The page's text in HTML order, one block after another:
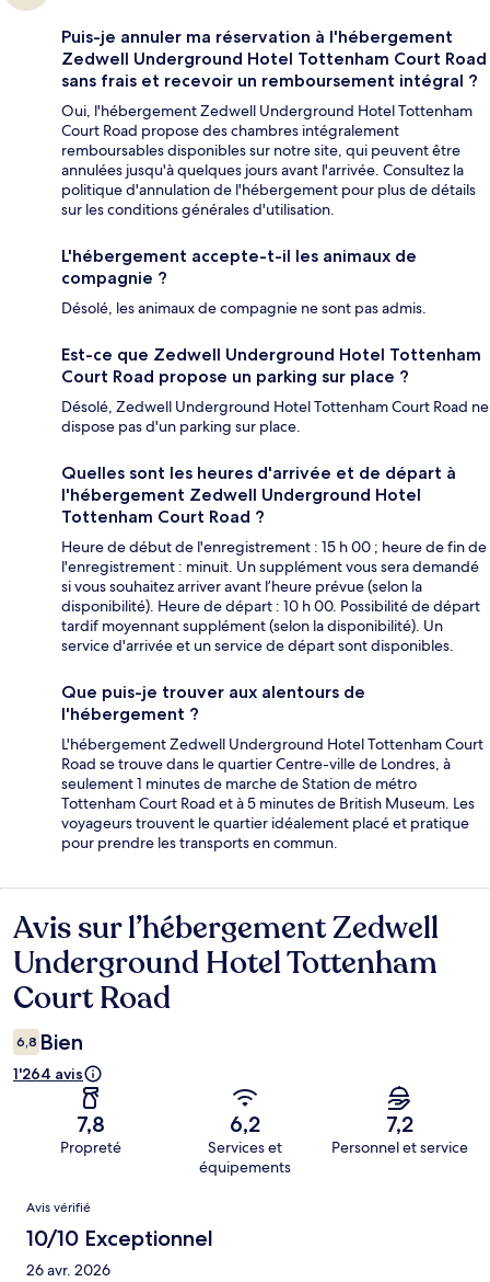
Puis-je annuler ma réservation à l'hébergement
Zedwell Underground Hotel Tottenham Court Road
sans frais et recevoir un remboursement intégral ?
Oui, l'hébergement Zedwell Underground Hotel Tottenham
Court Road propose des chambres intégralement
remboursables disponibles sur notre site, qui peuvent être
annulées jusqu'à quelques jours avant l'arrivée. Consultez la
politique d'annulation de l'hébergement pour plus de détails
sur les conditions générales d'utilisation.
L'hébergement accepte-t-il les animaux de
compagnie ?
Désolé, les animaux de compagnie ne sont pas admis.
Est-ce que Zedwell Underground Hotel Tottenham
Court Road propose un parking sur place ?
Désolé, Zedwell Underground Hotel Tottenham Court Road ne
dispose pas d'un parking sur place.
Quelles sont les heures d'arrivée et de départ à
l'hébergement Zedwell Underground Hotel
Tottenham Court Road ?
Heure de début de l'enregistrement : 15 h 00 ; heure de fin de
l'enregistrement : minuit. Un supplément vous sera demandé
si vous souhaitez arriver avant l’heure prévue (selon la
disponibilité). Heure de départ : 10 h 00. Possibilité de départ
tardif moyennant supplément (selon la disponibilité). Un
service d'arrivée et un service de départ sont disponibles.
Que puis-je trouver aux alentours de
l'hébergement ?
L'hébergement Zedwell Underground Hotel Tottenham Court
Road se trouve dans le quartier Centre-ville de Londres, à
seulement 1 minutes de marche de Station de métro
Tottenham Court Road et à 5 minutes de British Museum. Les
voyageurs trouvent le quartier idéalement placé et pratique
pour prendre les transports en commun.
Avis
Avis sur l’hébergement Zedwell
Underground Hotel Tottenham
Court Road
6,8 Bien
1'264 avis
7,8
Propreté
6,2
Services et
équipements
7,2
Personnel et service
Avis
Avis vérifié
10/10 Exceptionnel
26 avr. 2026